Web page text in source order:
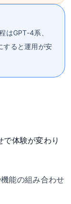
はGPT-4系、
すると運用が安
体験が変わり
能の組み合わせ